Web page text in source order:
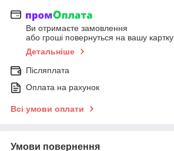
Ви отримаєте замовлення
або гроші повернуться на вашу картку
Детальніше
Післяплата
Оплата на рахунок
Всі умови оплати
Умови повернення